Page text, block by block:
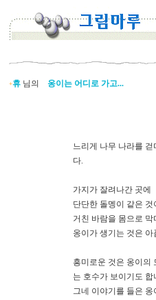
+휴 님의 옹이는 어디로 가고...
느리게 나무 나라를
다.
가지가 잘려나간 곳에
단단한 돌멩이 같은 것
거친 바람을 몸으로 막
옹이가 생기는 것은
흥미로운 것은 옹이의
는 호수가 보이기도
그네 이야기를 들은